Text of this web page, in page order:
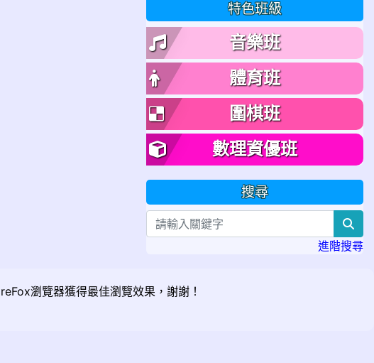
特色班級
音樂班
體育班
圍棋班
數理資優班
搜尋
進階搜尋
瀏覽器獲得最佳瀏覽效果，謝謝！